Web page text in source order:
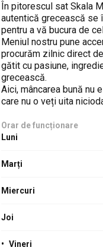
În pitorescul sat Skala
autentică grecească se
pentru a vă bucura de
Meniul nostru pune
procurăm zilnic direct
gătit cu pasiune,
grecească.
Aici, mâncarea bună nu
care nu o veți uita
Orar de funcționare
Luni
Marți
Miercuri
Joi
• Vineri